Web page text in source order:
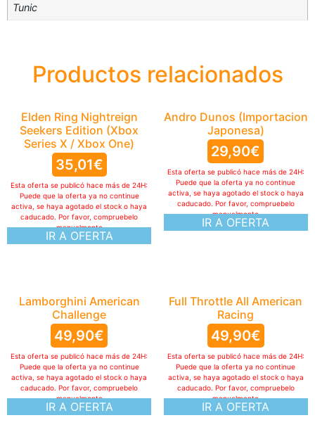
Tunic
Productos relacionados
Elden Ring Nightreign
Seekers Edition (Xbox
Series X / Xbox One)
35,01€
IR A OFERTA
Esta oferta se publicó hace más de 24H:
Puede que la oferta ya no continue
activa, se haya agotado el stock o haya
caducado. Por favor, compruebelo
manualmente
Andro Dunos (Importacion
Japonesa)
29,90€
IR A OFERTA
Esta oferta se publicó hace más de 24H:
Puede que la oferta ya no continue
activa, se haya agotado el stock o haya
caducado. Por favor, compruebelo
manualmente
Lamborghini American
Challenge
49,90€
IR A OFERTA
Esta oferta se publicó hace más de 24H:
Puede que la oferta ya no continue
activa, se haya agotado el stock o haya
caducado. Por favor, compruebelo
manualmente
Full Throttle All American
Racing
49,90€
IR A OFERTA
Esta oferta se publicó hace más de 24H:
Puede que la oferta ya no continue
activa, se haya agotado el stock o haya
caducado. Por favor, compruebelo
manualmente